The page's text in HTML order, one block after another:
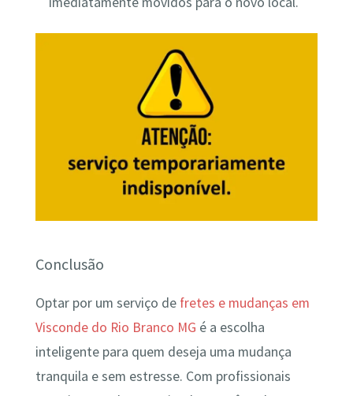
Conclusão
Optar por um serviço de fretes e mudanças em
Visconde do Rio Branco MG é a escolha
inteligente para quem deseja uma mudança
tranquila e sem estresse. Com profissionais